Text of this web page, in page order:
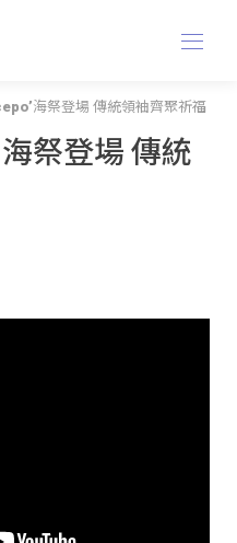
海祭登場 傳統領袖齊聚祈福
祭登場 傳統